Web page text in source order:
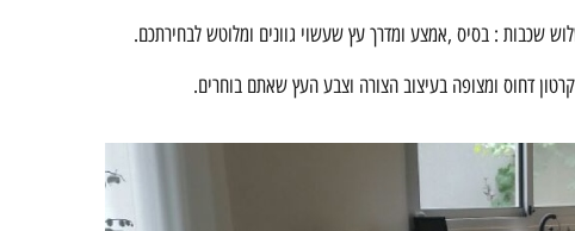
שכבות : בסיס ,אמצע ומדרך עץ שעשוי גוונים ומלוטש לבחירתכם.
דחוס ומצופה בעיצוב הצורה וצבע העץ שאתם בוחרים.